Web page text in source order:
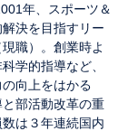
年、スポーツ＆
決を目指すリー
職）。創業時よ
学的指導など、
向上をはかる
部活動改革の重
は３年連続国内